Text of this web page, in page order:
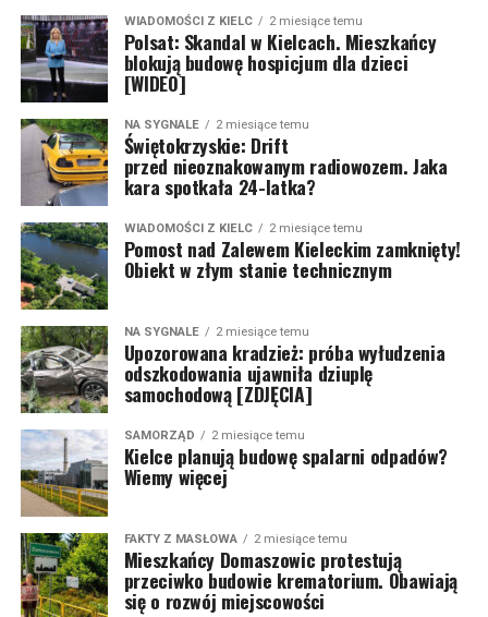
WIADOMOŚCI Z KIELC 2 miesiące temu
Polsat: Skandal w Kielcach. Mieszkańcy
blokują budowę hospicjum dla dzieci
[WIDEO]
NA SYGNALE 2 miesiące temu
Świętokrzyskie: Drift
przed nieoznakowanym radiowozem. Jaka
kara spotkała 24-latka?
WIADOMOŚCI Z KIELC 2 miesiące temu
Pomost nad Zalewem Kieleckim zamknięty!
Obiekt w złym stanie technicznym
NA SYGNALE 2 miesiące temu
Upozorowana kradzież: próba wyłudzenia
odszkodowania ujawniła dziuplę
samochodową [ZDJĘCIA]
SAMORZĄD 2 miesiące temu
Kielce planują budowę spalarni odpadów?
Wiemy więcej
FAKTY Z MASŁOWA 2 miesiące temu
Mieszkańcy Domaszowic protestują
przeciwko budowie krematorium. Obawiają
się o rozwój miejscowości